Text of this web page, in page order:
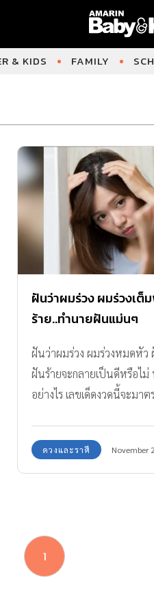
& KIDS FAMILY
ฝันว่าผมร่วง ผมร่วงเต็
ร้าย..ทำนายฝันแม่นๆ
ฝันว่าผมร่วง ผมร่วงหมดหัว
ฝันร้ายจะกลายเป็นดีหรือไ
อย่างไร เลขเด็ดงวดนี้จะมา
ดวงและราศี November
1